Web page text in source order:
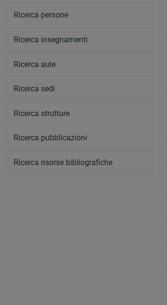
Ricerca persone
Ricerca insegnamenti
Ricerca aule
Ricerca sedi
Ricerca strutture
Ricerca pubblicazioni
Ricerca risorse bibliografiche